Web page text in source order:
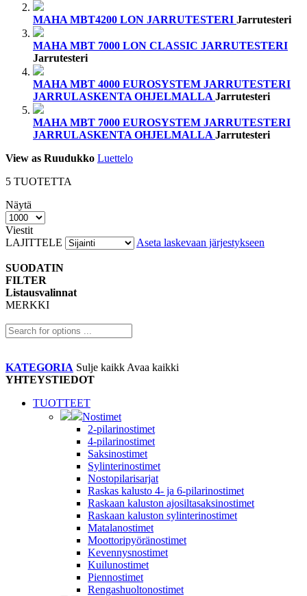
MAHA MBT4200 LON JARRUTESTERI Jarrutesteri
MAHA MBT 7000 LON CLASSIC JARRUTESTERI
Jarrutesteri
MAHA MBT 4000 EUROSYSTEM JARRUTESTERI
JARRULASKENTA OHJELMALLA Jarrutesteri
MAHA MBT 7000 EUROSYSTEM JARRUTESTERI
JARRULASKENTA OHJELMALLA Jarrutesteri
View as Ruudukko Luettelo
5 TUOTETTA
Näytä
Viestit
LAJITTELE
Aseta laskevaan järjestykseen
SUODATIN
FILTER
Listausvalinnat
MERKKI
KATEGORIA Sulje kaikk Avaa kaikki
YHTEYSTIEDOT
TUOTTEET
Nostimet
2-pilarinostimet
4-pilarinostimet
Saksinostimet
Sylinterinostimet
Nostopilarisarjat
Raskas kalusto 4- ja 6-pilarinostimet
Raskaan kaluston ajosiltasaksinostimet
Raskaan kaluston sylinterinostimet
Matalanostimet
Moottoripyöränostimet
Kevennysnostimet
Kuilunostimet
Piennostimet
Rengashuoltonostimet